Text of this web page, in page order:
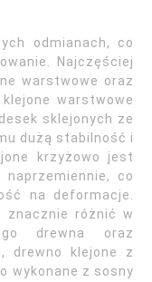
odmianach, co
Najczęściej
warstwowe oraz
warstwowe
sklejonych ze
dużą stabilność i
krzyżowo jest
naprzemiennie, co
na deformacje.
znacznie różnić w
drewna oraz
drewno klejone z
wykonane z sosny